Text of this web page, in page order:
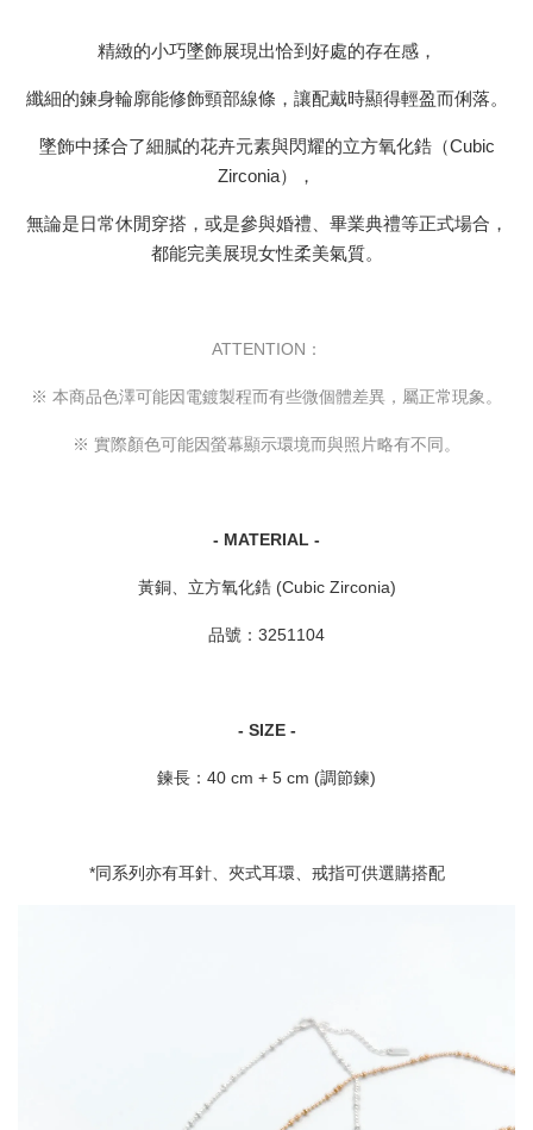
精緻的小巧墜飾展現出恰到好處的存在感，
纖細的鍊身輪廓能修飾頸部線條，讓配戴時顯得輕盈而俐落。
墜飾中揉合了細膩的花卉元素與閃耀的立方氧化鋯（Cubic
Zirconia），
無論是日常休閒穿搭，或是參與婚禮、畢業典禮等正式場合，
都能完美展現女性柔美氣質。
ATTENTION：
※ 本商品色澤可能因電鍍製程而有些微個體差異，屬正常現象。
※ 實際顏色可能因螢幕顯示環境而與照片略有不同。
- MATERIAL -
黃銅、立方氧化鋯 (Cubic Zirconia)
品號：3251104
- SIZE -
鍊長：40 cm + 5 cm (調節鍊)
*同系列亦有耳針、夾式耳環、戒指可供選購搭配